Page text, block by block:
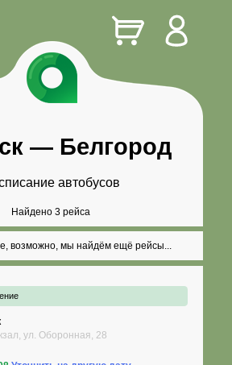
— Белгород
автобусов
Найдено 3 рейса
возможно, мы найдём ещё рейсы...
ул. Оборонная, 28